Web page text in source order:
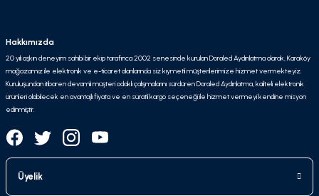
Hakkımızda
20 yılı aşkın deneyim sahibi bir ekip tarafınca 2002 senesinde kurulan Doraled Aydınlatma olarak, Karaköy
mağazamız ile elektronik ve e-ticaret alanlarında siz kıymetli müşterilerimize hizmet vermekteyiz.
Kuruluşundan itibaren devamlı müşteri odaklı çalışmalarını sürdüren Doraled Aydınlatma, kaliteli elektronik
ürünleri olabilecek en avantajlı fiyata ve en süratli kargo seçeneği ile hizmet vermeyi kendine misyon
edinmiştir.
Üyelik